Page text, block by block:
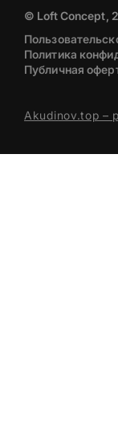
© Loft Concept,
Политика
Публичная
Akudinov.top –